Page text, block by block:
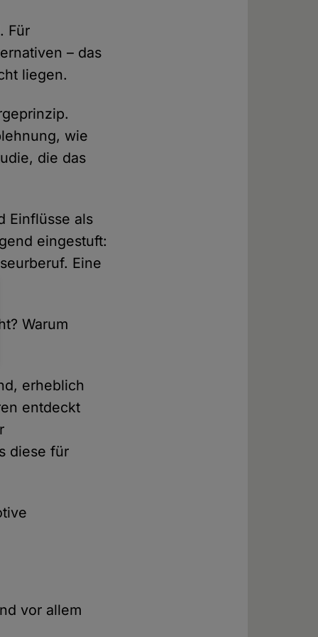
Für
– das
liegen.
wie
die das
Einflüsse als
eingestuft:
Eine
Warum
erheblich
entdeckt
diese für
vor allem